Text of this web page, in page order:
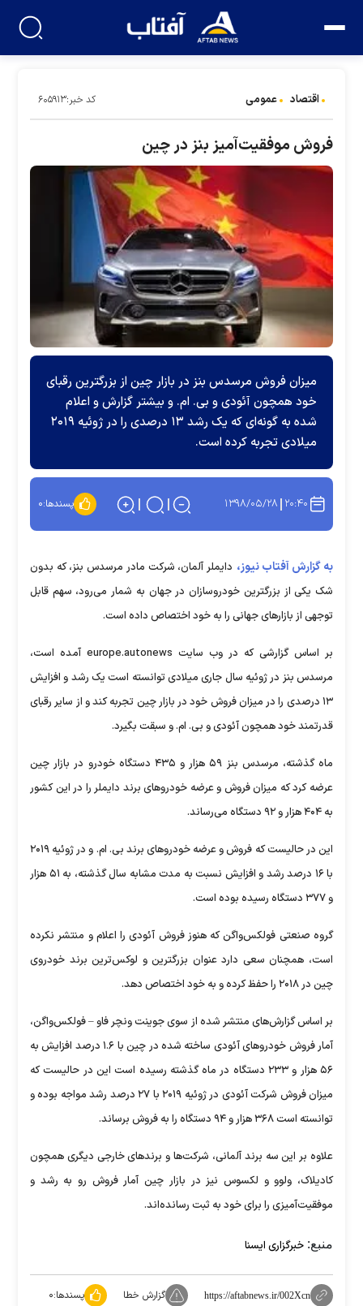
اقتصاد عمومی کد خبر:۶۰۵۹۱۳
فروش موفقیت‌آمیز بنز در چین
میزان فروش مرسدس بنز در بازار چین از بزرگترین رقبای
خود همچون آئودی و بی. ام. و بیشتر گزارش و اعلام
شده به گونه‌ای که یک رشد ۱۳ درصدی را در ژوئیه ۲۰۱۹
میلادی تجربه کرده است.
۲۰:۴۰ ۱۳۹۸/۰۵/۲۸ پسندها:۰
به گزارش آفتاب نیوز، دایملر آلمان، شرکت مادر مرسدس بنز، که بدون
شک یکی از بزرگترین خودروسازان در جهان به شمار می‌رود، سهم قابل
توجهی از بازارهای جهانی را به خود اختصاص داده است.
بر اساس گزارشی که در وب سایت europe.autonews آمده است،
مرسدس بنز در ژوئیه سال جاری میلادی توانسته است یک رشد و افزایش
۱۳ درصدی را در میزان فروش خود در بازار چین تجربه کند و از سایر رقبای
قدرتمند خود همچون آئودی و بی. ام. و سبقت بگیرد.
ماه گذشته، مرسدس بنز ۵۹ هزار و ۴۳۵ دستگاه خودرو در بازار چین
عرضه کرد که میزان فروش و عرضه خودروهای برند دایملر را در این کشور
به ۴۰۴ هزار و ۹۲ دستگاه می‌رساند.
این در حالیست که فروش و عرضه خودروهای برند بی. ام. و در ژوئیه ۲۰۱۹
با ۱۶ درصد رشد و افزایش نسبت به مدت مشابه سال گذشته، به ۵۱ هزار
و ۳۷۷ دستگاه رسیده بوده است.
گروه صنعتی فولکس‌واگن که هنوز فروش آئودی را اعلام و منتشر نکرده
است، همچنان سعی دارد عنوان بزرگترین و لوکس‌ترین برند خودروی
چین در ۲۰۱۸ را حفظ کرده و به خود اختصاص دهد.
بر اساس گزارش‌های منتشر شده از سوی جوینت ونچر فاو – فولکس‌واگن،
آمار فروش خودروهای آئودی ساخته شده در چین با ۱.۶ درصد افزایش به
۵۶ هزار و ۲۳۳ دستگاه در ماه گذشته رسیده است این در حالیست که
میزان فروش شرکت آئودی در ژوئیه ۲۰۱۹ با ۲۷ درصد رشد مواجه بوده و
توانسته است ۳۶۸ هزار و ۹۴ دستگاه را به فروش برساند.
علاوه بر این سه برند آلمانی، شرکت‌ها و برندهای خارجی دیگری همچون
کادیلاک، ولوو و لکسوس نیز در بازار چین آمار فروش رو به رشد و
موفقیت‌آمیزی را برای خود به ثبت رسانده‌اند.
منبع: خبرگزاری ایسنا
https://aftabnews.ir/002Xcn گزارش خطا پسندها:۰